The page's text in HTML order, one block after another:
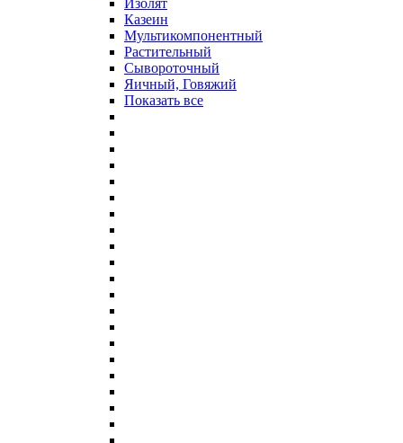
Казеин
Мультикомпонентный
Растительный
Сывороточный
Яичный, Говяжий
Показать все